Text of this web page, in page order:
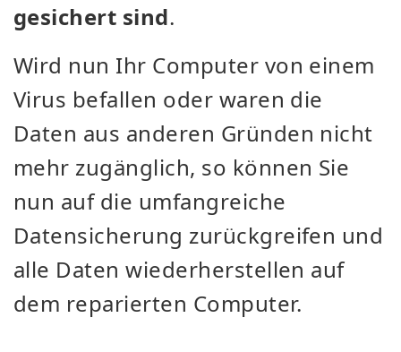
gesichert sind.
Wird nun Ihr Computer von einem
Virus befallen oder waren die
Daten aus anderen Gründen nicht
mehr zugänglich, so können Sie
nun auf die umfangreiche
Datensicherung zurückgreifen und
alle Daten wiederherstellen auf
dem reparierten Computer.